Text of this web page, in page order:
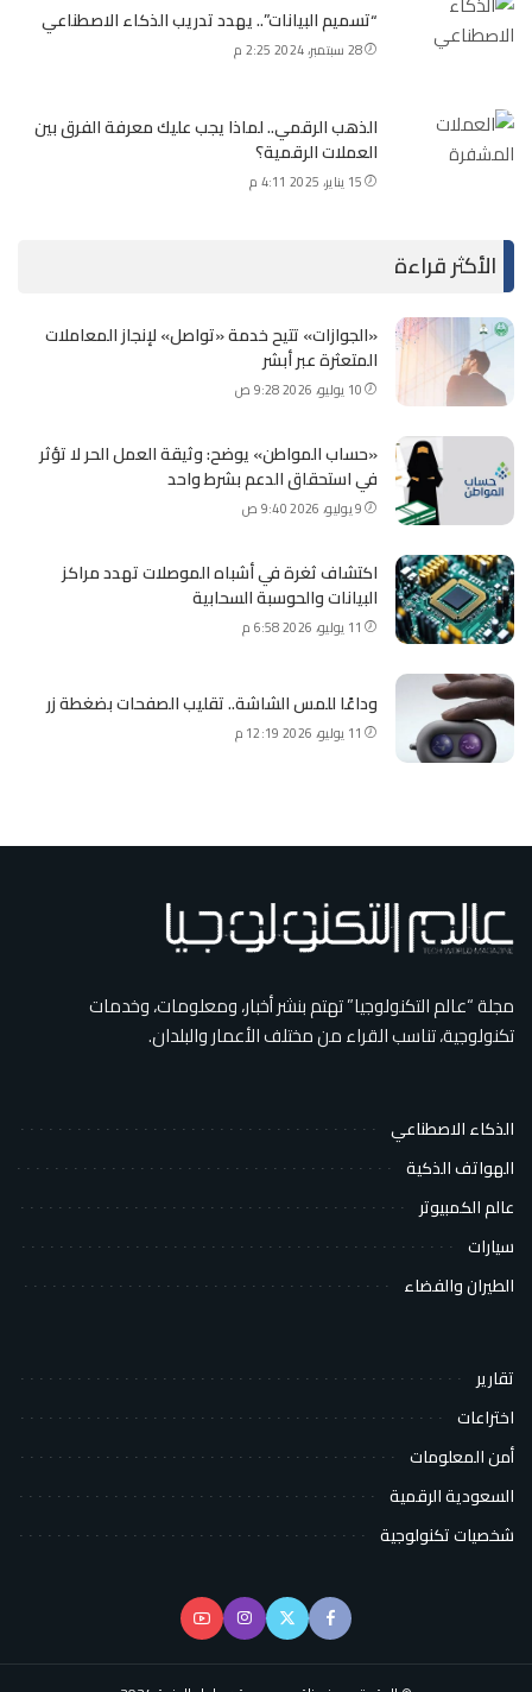
“تسميم البيانات”.. يهدد تدريب الذكاء الاصطناعي
28 سبتمبر، 2024 2:25 م
الذهب الرقمي.. لماذا يجب عليك معرفة الفرق بين
العملات الرقمية؟
15 يناير، 2025 4:11 م
الأكثر قراءة
«الجوازات» تتيح خدمة «تواصل» لإنجاز المعاملات
المتعثرة عبر أبشر
10 يوليو، 2026 9:28 ص
«حساب المواطن» يوضح: وثيقة العمل الحر لا تؤثر
في استحقاق الدعم بشرط واحد
9 يوليو، 2026 9:40 ص
اكتشاف ثغرة في أشباه الموصلات تهدد مراكز
البيانات والحوسبة السحابية
11 يوليو، 2026 6:58 م
وداعًا للمس الشاشة.. تقليب الصفحات بضغطة زر
11 يوليو، 2026 12:19 م
مجلة “عالم التكنولوجيا” تهتم بنشر أخبار، ومعلومات، وخدمات
تكنولوجية، تناسب القراء من مختلف الأعمار والبلدان.
الذكاء الاصطناعي
الهواتف الذكية
عالم الكمبيوتر
سيارات
الطيران والفضاء
تقارير
اختراعات
أمن المعلومات
السعودية الرقمية
شخصيات تكنولوجية